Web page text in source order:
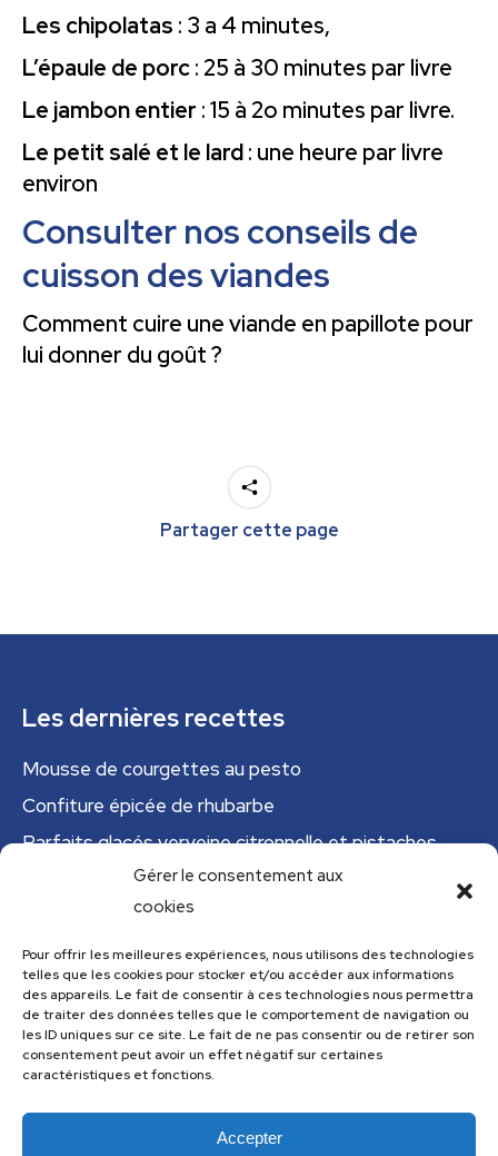
Gérer le consentement aux
cookies
Pour offrir les meilleures expériences, nous utilisons des technologies
telles que les cookies pour stocker et/ou accéder aux informations
des appareils. Le fait de consentir à ces technologies nous permettra
de traiter des données telles que le comportement de navigation ou
les ID uniques sur ce site. Le fait de ne pas consentir ou de retirer son
consentement peut avoir un effet négatif sur certaines
caractéristiques et fonctions.
Accepter
Les chipolatas : 3 a 4 minutes,
L’épaule de porc: 25 à 30 minutes par livre
Le jambon entier : 15 à 2o minutes par livre.
Le petit salé et le lard: une heure par livre
environ
Consulter nos conseils de
cuisson des viandes
Comment cuire une viande en papillote pour
lui donner du goût ?
Partager cette page
Les dernières recettes
Mousse de courgettes au pesto
Confiture épicée de rhubarbe
Parfaits glacés verveine citronnelle et pistaches
Tajine tunisien à la courgette (IG bas)
Cannelloni de courgettes
Menu
Menu
Les recettes de cuisine.com utiliseAccessibility Checker